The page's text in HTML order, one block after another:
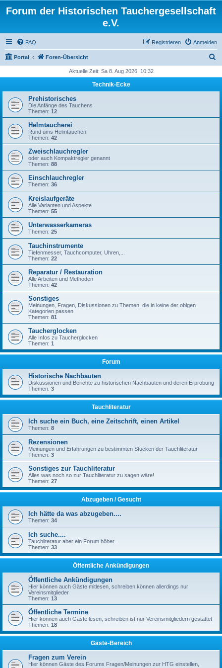
Forum der Historischen Tauchergesellschaft
e.V.
FAQ Anmelden
Registrieren
Portal Foren-Übersicht
h
Aktuelle Zeit: Sa 8. Aug 2026, 10:32
Technik-Ecke
Prehistorisches
Die Anfänge des Tauchens
Themen: 12
Helmtaucherei
Rund ums Helmtauchen!
Themen: 42
Zweischlauchregler
oder auch Kompaktregler genannt
Themen: 88
Einschlauchregler
Themen: 36
Kreislaufgeräte
Alle Varianten und Aspekte
Themen: 55
Unterwasserkameras
Themen: 25
Tauchinstrumente
Tiefenmesser, Tauchcomputer, Uhren,...
Themen: 22
Reparatur / Restauration
Alle Arbeiten und Methoden
Themen: 42
Sonstiges
Meinungen, Fragen, Diskussionen zu Themen, die in keine der obigen
Kategorien passen
Themen: 81
Taucherglocken
Alle Infos zu Taucherglocken
Themen: 1
Forum
Historische Nachbauten
Diskussionen und Berichte zu historischen Nachbauten und deren Erprobung
Themen: 3
Tauchliteratur
Ich suche ein Buch, eine Zeitschrift, einen Artikel
Themen: 8
Rezensionen
Meinungen und Erfahrungen zu bestimmten Stücken der Tauchliteratur
Themen: 3
Sonstiges zur Tauchliteratur
Alles was noch so zur Tauchliteratur zu sagen wäre!
Themen: 27
Abzugeben / Gesucht
Ich hätte da was abzugeben....
Themen: 34
Ich suche....
Tauchliteratur aber ein Forum höher...
Themen: 33
Öffentliche Ankündigungen
Öffentliche Ankündigungen
Hier können auch Gäste mitlesen, schreiben können allerdings nur
Vereinsmitglieder
Themen: 13
Öffentliche Termine
Hier können auch Gäste lesen, schreiben ist nur Vereinsmitgliedern gestattet
Themen: 18
Gäste-Bereich
Fragen zum Verein
Hier können Gäste des Forums Fragen/Meinungen zur HTG einstellen,